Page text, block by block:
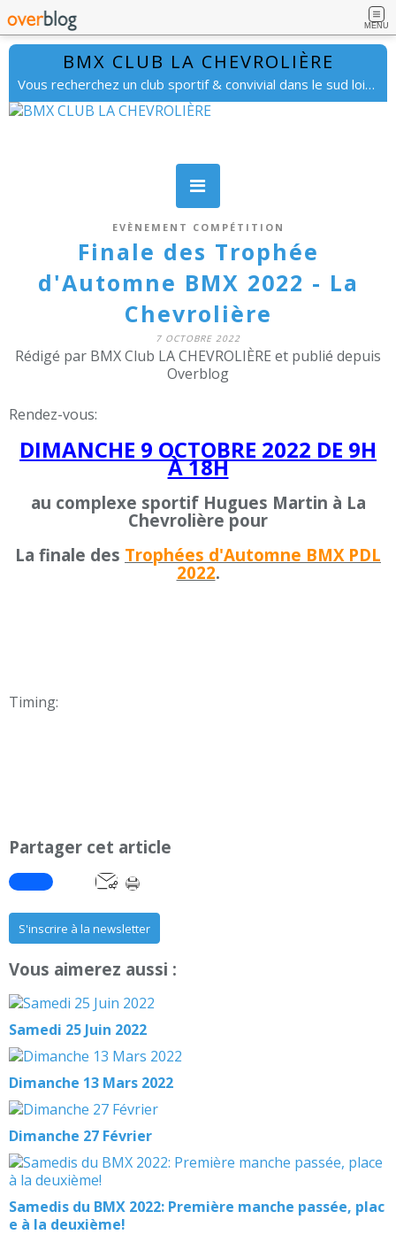
MENU
BMX CLUB LA CHEVROLIÈRE
Vous recherchez un club sportif & convivial dans le sud loire. lachevrolierebmx@gmail.com
EVÈNEMENT COMPÉTITION
Finale des Trophée
d'Automne BMX 2022 - La
Chevrolière
7 OCTOBRE 2022
Rédigé par BMX Club LA CHEVROLIÈRE et publié depuis
Overblog
Rendez-vous:
DIMANCHE 9 OCTOBRE 2022 DE 9H
À 18H
au complexe sportif Hugues Martin à La
Chevrolière pour
La finale des Trophées d'Automne BMX PDL
2022.
Timing:
Partager cet article
S'inscrire à la newsletter
Vous aimerez aussi :
Samedi 25 Juin 2022
Dimanche 13 Mars 2022
Dimanche 27 Février
Samedis du BMX 2022: Première manche passée, plac
e à la deuxième!